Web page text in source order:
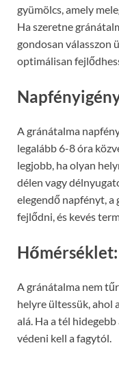
gyümölcs, amely
Ha szeretne
gondosan válasszon
optimálisan
A gránátalma
legalább 6-8 óra
legjobb, ha olyan
délen vagy
elegendő napfényt, a
fejlődni, és kevés
Hőmérséklet:
A gránátalma nem
helyre ültessük, ahol
alá. Ha a tél
védeni kell a fagytól.